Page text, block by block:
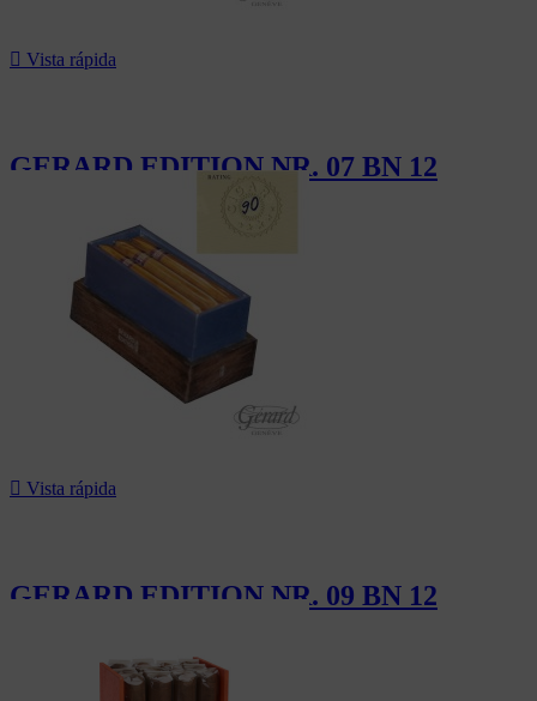
 Vista rápida
GERARD EDITION NR. 07 BN 12
 Vista rápida
GERARD EDITION NR. 09 BN 12